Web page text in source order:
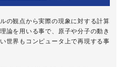
の観点から実際の現象に対する計算
論を用いる事で、原子や分子の動き
世界もコンピュータ上で再現する事